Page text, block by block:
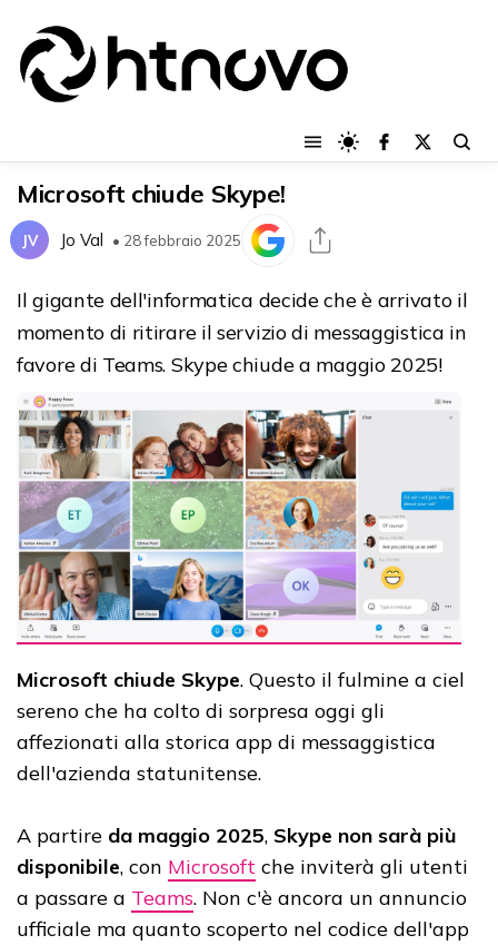
Microsoft chiude Skype!
JV Jo Val • 28 febbraio 2025
Il gigante dell'informatica decide che è arrivato il
momento di ritirare il servizio di messaggistica in
favore di Teams. Skype chiude a maggio 2025!
Microsoft chiude Skype. Questo il fulmine a ciel
sereno che ha colto di sorpresa oggi gli
affezionati alla storica app di messaggistica
dell'azienda statunitense.
A partire da maggio 2025, Skype non sarà più
disponibile, con Microsoft che inviterà gli utenti
a passare a Teams. Non c'è ancora un annuncio
ufficiale ma quanto scoperto nel codice dell'app